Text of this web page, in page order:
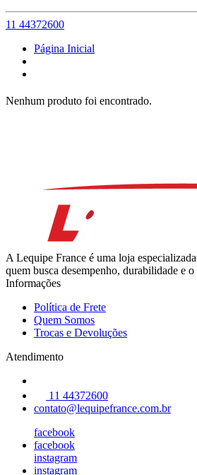
11 44372600
Página Inicial
Nenhum produto foi encontrado.
A Lequipe France é uma loja
quem busca desempenho, durabilidade e
Informações
Política de Frete
Quem Somos
Trocas e Devoluções
Atendimento
11 44372600
contato@lequipefrance.com.br
facebook
facebook
instagram
instagram